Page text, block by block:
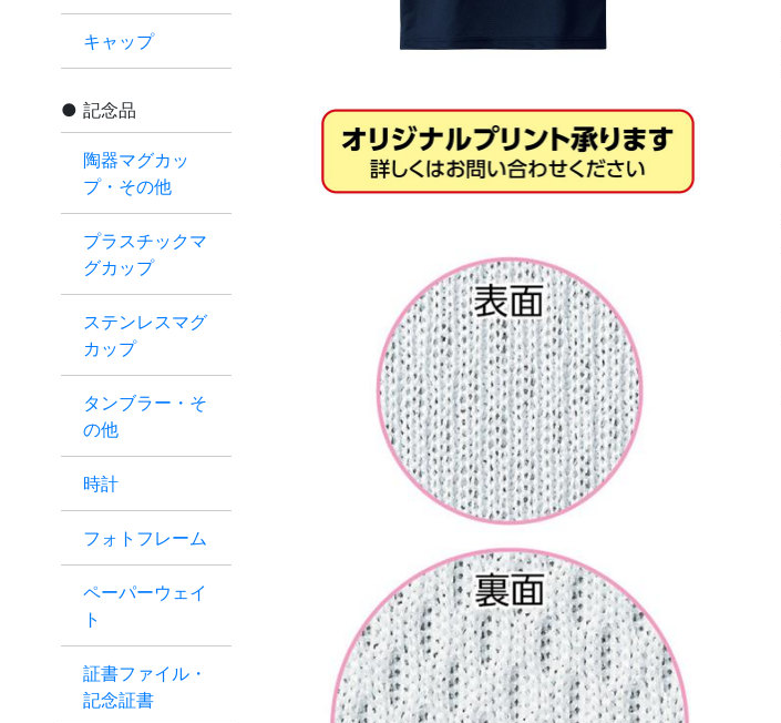
キャップ
記念品
陶器マグカッ
プ・その他
プラスチックマ
グカップ
ステンレスマグ
カップ
タンブラー・そ
の他
時計
フォトフレーム
ペーパーウェイ
ト
証書ファイル・
記念証書